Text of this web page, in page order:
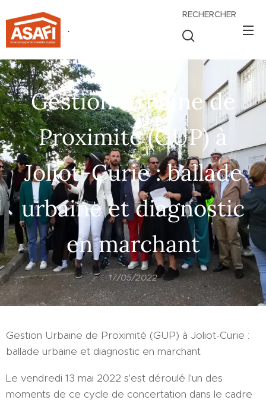
.
RECHERCHER
Gestion Urbaine de
Proximité (GUP) à
Joliot-Curie : ballade
urbaine et diagnostic
en marchant
17/05/2022
Gestion Urbaine de Proximité (GUP) à Joliot-Curie :
ballade urbaine et diagnostic en marchant
Le vendredi 13 mai 2022 s'est déroulé l'un des
moments de ce cycle de concertation dans le cadre